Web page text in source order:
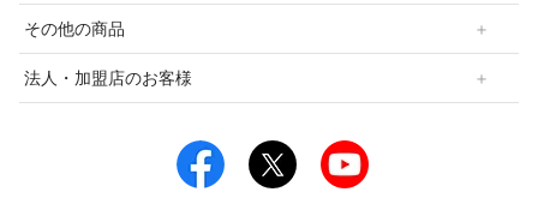
その他の商品
法人・加盟店のお客様